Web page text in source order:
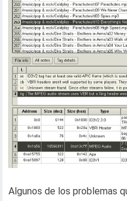
Algunos de los problemas